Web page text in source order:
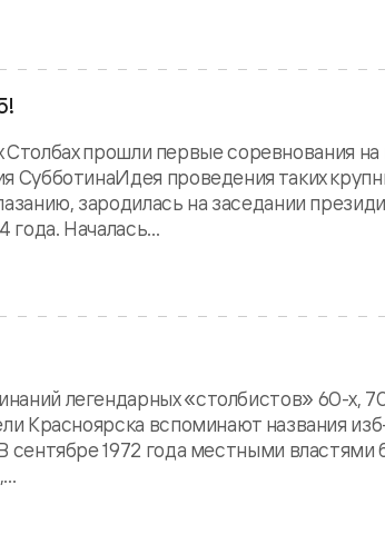
Столбах прошли первые соревнования
СубботинаИдея проведения таких
зародилась на заседании
года. Началась...
легендарных «столбистов» 60-х,
Красноярска вспоминают названия
1972 года местными властями